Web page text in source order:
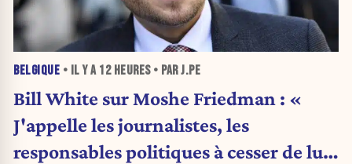
BELGIQUE • IL Y A 12 HEURES• PAR J.PE
Bill White sur Moshe Friedman : «
J'appelle les journalistes, les
responsables politiques à cesser de lui